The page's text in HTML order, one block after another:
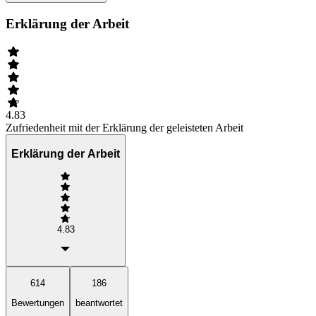
Erklärung der Arbeit
4.83
Zufriedenheit mit der Erklärung der geleisteten Arbeit
Erklärung der Arbeit
4.83
614
Bewertungen
186
beantwortet